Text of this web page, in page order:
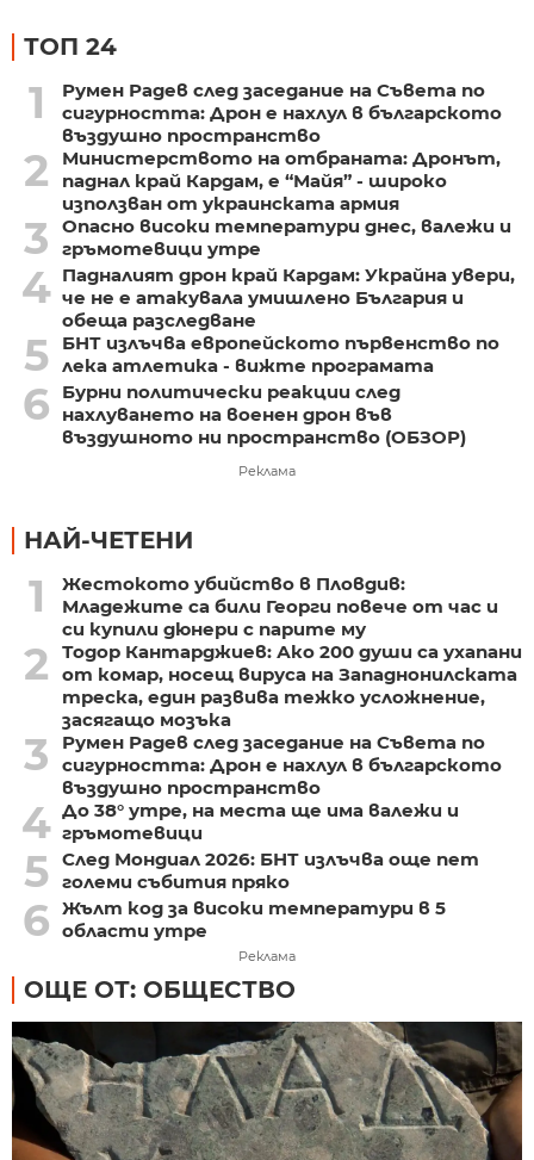
ТОП 24
1
Румен Радев след заседание на Съвета по
сигурността: Дрон е нахлул в българското
въздушно пространство
2
Министерството на отбраната: Дронът,
паднал край Кардам, е “Майя” - широко
използван от украинската армия
3
Опасно високи температури днес, валежи и
гръмотевици утре
4 Падналият дрон край Кардам: Украйна увери,
че не е атакувала умишлено България и
обеща разследване
5
БНТ излъчва европейското първенство по
лека атлетика - вижте програмата
6
Бурни политически реакции след
нахлуването на военен дрон във
въздушното ни пространство (ОБЗОР)
Реклама
НАЙ-ЧЕТЕНИ
1
Жестокото убийство в Пловдив:
Младежите са били Георги повече от час и
си купили дюнери с парите му
2
Тодор Кантарджиев: Ако 200 души са ухапани
от комар, носещ вируса на Западнонилската
треска, един развива тежко усложнение,
засягащо мозъка
3
Румен Радев след заседание на Съвета по
сигурността: Дрон е нахлул в българското
въздушно пространство
4 До 38° утре, на места ще има валежи и
гръмотевици
5 След Мондиал 2026: БНТ излъчва още пет
големи събития пряко
6 Жълт код за високи температури в 5
области утре
Реклама
ОЩЕ ОТ: ОБЩЕСТВО